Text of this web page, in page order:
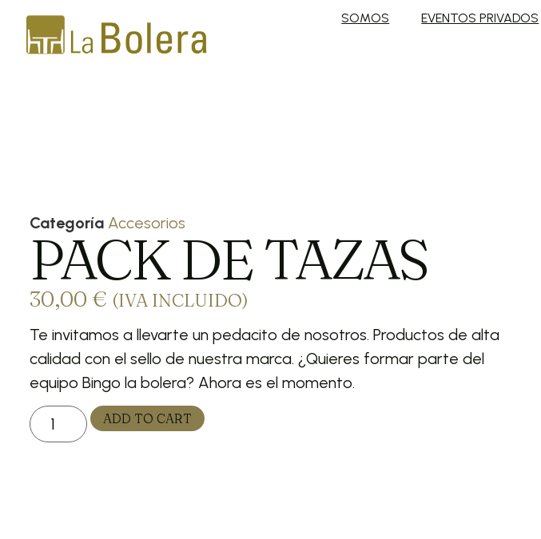
SOMOS EVENTOS PRIVADOS
Categoría Accesorios
PACK DE TAZAS
30,00 € (IVA INCLUIDO)
Te invitamos a llevarte un pedacito de nosotros. Productos de alta
calidad con el sello de nuestra marca. ¿Quieres formar parte del
equipo Bingo la bolera? Ahora es el momento.
ADD TO CART